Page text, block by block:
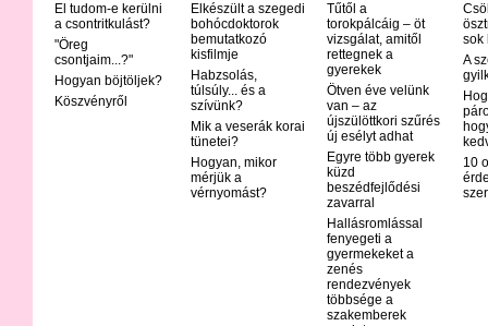
El tudom-e kerülni
a csontritkulást?
"Öreg
csontjaim...?"
Hogyan böjtöljek?
Köszvényről
Elkészült a szegedi
bohócdoktorok
bemutatkozó
kisfilmje
Habzsolás,
túlsúly... és a
szívünk?
Mik a veserák korai
tünetei?
Hogyan, mikor
mérjük a
vérnyomást?
Tűtől a
torokpálcáig – öt
vizsgálat, amitől
rettegnek a
gyerekek
Ötven éve velünk
van – az
újszülöttkori szűrés
új esélyt adhat
Egyre több gyerek
küzd
beszédfejlődési
zavarral
Hallásromlással
fenyegeti a
gyermekeket a
zenés
rendezvények
többsége a
szakemberek
sok
A
10